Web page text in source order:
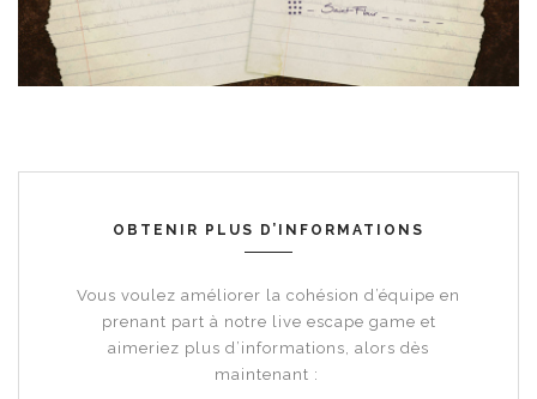
OBTENIR PLUS D’INFORMATIONS
Vous voulez améliorer la cohésion d’équipe en
prenant part à notre
live escape game et
aimeriez plus d’informations, alors dès
maintenant :